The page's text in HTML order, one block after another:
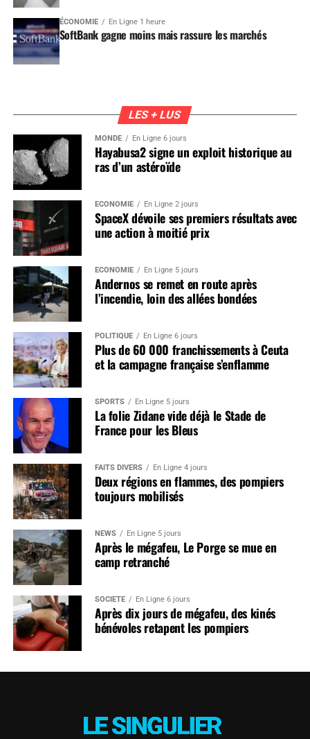
ÉCONOMIE En Ligne 1 heure
SoftBank gagne moins mais rassure les marchés
LES + LUS
MONDE En Ligne 6 jours
Hayabusa2 signe un exploit historique au
ras d’un astéroïde
ÉCONOMIE En Ligne 2 jours
SpaceX dévoile ses premiers résultats avec
une action à moitié prix
ÉCONOMIE En Ligne 5 jours
Andernos se remet en route après
l’incendie, loin des allées bondées
POLITIQUE En Ligne 6 jours
Plus de 60 000 franchissements à Ceuta
et la campagne française s’enflamme
SPORTS En Ligne 5 jours
La folie Zidane vide déjà le Stade de
France pour les Bleus
FAITS DIVERS En Ligne 4 jours
Deux régions en flammes, des pompiers
toujours mobilisés
NEWS En Ligne 5 jours
Après le mégafeu, Le Porge se mue en
camp retranché
SOCIÉTÉ En Ligne 6 jours
Après dix jours de mégafeu, des kinés
bénévoles retapent les pompiers